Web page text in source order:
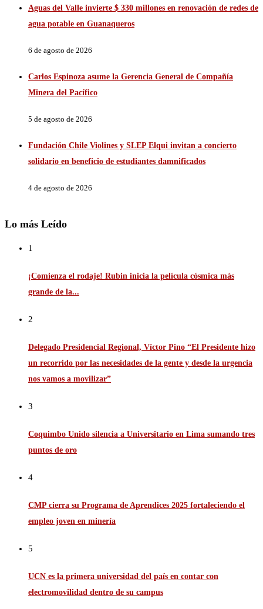
Aguas del Valle invierte $ 330 millones en renovación de redes de
agua potable en Guanaqueros
6 de agosto de 2026
Carlos Espinoza asume la Gerencia General de Compañía
Minera del Pacífico
5 de agosto de 2026
Fundación Chile Violines y SLEP Elqui invitan a concierto
solidario en beneficio de estudiantes damnificados
4 de agosto de 2026
Lo más Leído
1
¡Comienza el rodaje! Rubin inicia la película cósmica más
grande de la...
2
Delegado Presidencial Regional, Víctor Pino “El Presidente hizo
un recorrido por las necesidades de la gente y desde la urgencia
nos vamos a movilizar”
3
Coquimbo Unido silencia a Universitario en Lima sumando tres
puntos de oro
4
CMP cierra su Programa de Aprendices 2025 fortaleciendo el
empleo joven en minería
5
UCN es la primera universidad del país en contar con
electromovilidad dentro de su campus